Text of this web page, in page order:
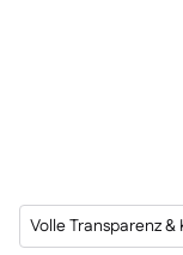
Volle Transparenz &